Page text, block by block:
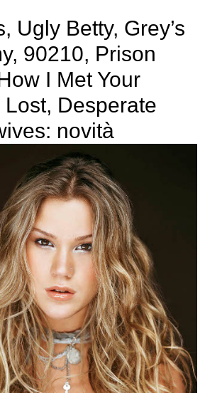
Ugly Betty, Grey’s
90210, Prison
I Met Your
Lost, Desperate
novità